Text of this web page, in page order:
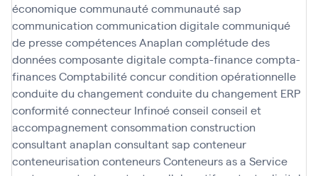
économiquecommunautécommunauté sap
communication communication digitalecommuniqué
de pressecompétences Anaplan complétude des
donnéescomposante digitalecompta-financecompta-
financesComptabilitéconcurcondition opérationnelle
conduite du changementconduite du changement ERP
conformitéconnecteur Infinoéconseil conseil et
accompagnementconsommation construction
consultant anaplan consultant sap conteneur
conteneurisation conteneursConteneurs as a Service